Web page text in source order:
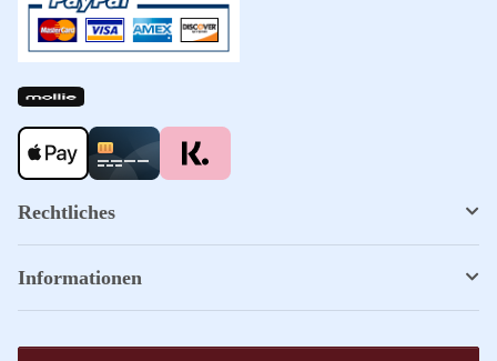
Rechtliches
Informationen